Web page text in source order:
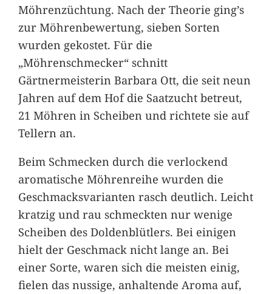
Möhrenzüchtung. Nach der Theorie ging’s
zur Möhrenbewertung, sieben Sorten
wurden gekostet. Für die
„Möhrenschmecker“ schnitt
Gärtnermeisterin Barbara Ott, die seit neun
Jahren auf dem Hof die Saatzucht betreut,
21 Möhren in Scheiben und richtete sie auf
Tellern an.
Beim Schmecken durch die verlockend
aromatische Möhrenreihe wurden die
Geschmacksvarianten rasch deutlich. Leicht
kratzig und rau schmeckten nur wenige
Scheiben des Doldenblütlers. Bei einigen
hielt der Geschmack nicht lange an. Bei
einer Sorte, waren sich die meisten einig,
fielen das nussige, anhaltende Aroma auf,